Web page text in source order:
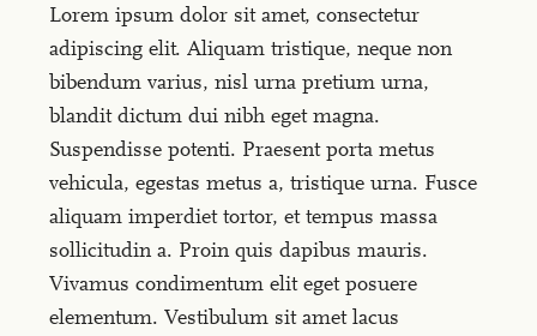
Lorem ipsum dolor sit amet, consectetur
adipiscing elit. Aliquam tristique, neque non
bibendum varius, nisl urna pretium urna,
blandit dictum dui nibh eget magna.
Suspendisse potenti. Praesent porta metus
vehicula, egestas metus a, tristique urna. Fusce
aliquam imperdiet tortor, et tempus massa
sollicitudin a. Proin quis dapibus mauris.
Vivamus condimentum elit eget posuere
elementum. Vestibulum sit amet lacus